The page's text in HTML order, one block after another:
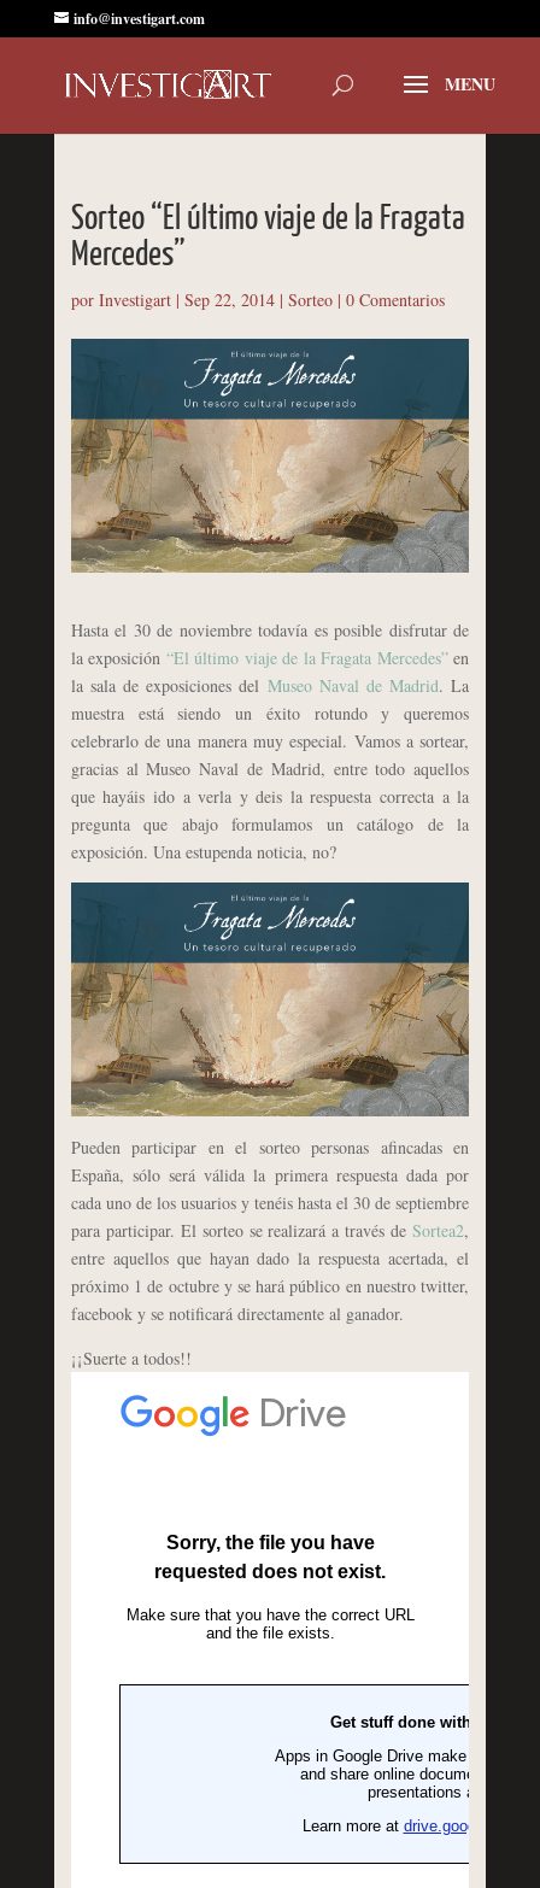
info@investigart.com
Sorteo “El último viaje de la Fragata
Mercedes”
por Investigart| Sep 22, 2014| Sorteo| 0 Comentarios
Hasta el 30 de noviembre todavía es posible disfrutar de
la exposición “El último viaje de la Fragata Mercedes”en
la sala de exposiciones del Museo Naval de Madrid. La
muestra está siendo un éxito rotundo y queremos
celebrarlo de una manera muy especial. Vamos a sortear,
gracias al Museo Naval de Madrid, entre todo aquellos
que hayáis ido a verla y deis la respuesta correcta a la
pregunta que abajo formulamos un catálogo de la
exposición. Una estupenda noticia, no?
Pueden participar en el sorteo personas afincadas en
España, sólo será válida la primera respuesta dada por
cada uno de los usuarios y tenéis hasta el 30 de septiembre
para participar. El sorteo se realizará a través deSortea2,
entre aquellos que hayan dado la respuesta acertada, el
próximo 1 de octubre y se hará público en nuestro twitter,
facebook y se notificará directamente al ganador.
¡¡Suerte a todos!!